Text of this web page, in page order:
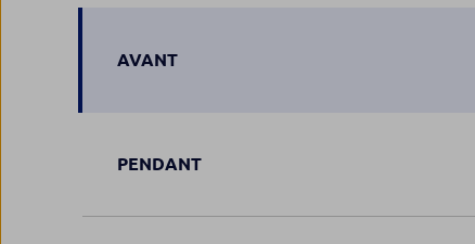
AVANT
PENDANT